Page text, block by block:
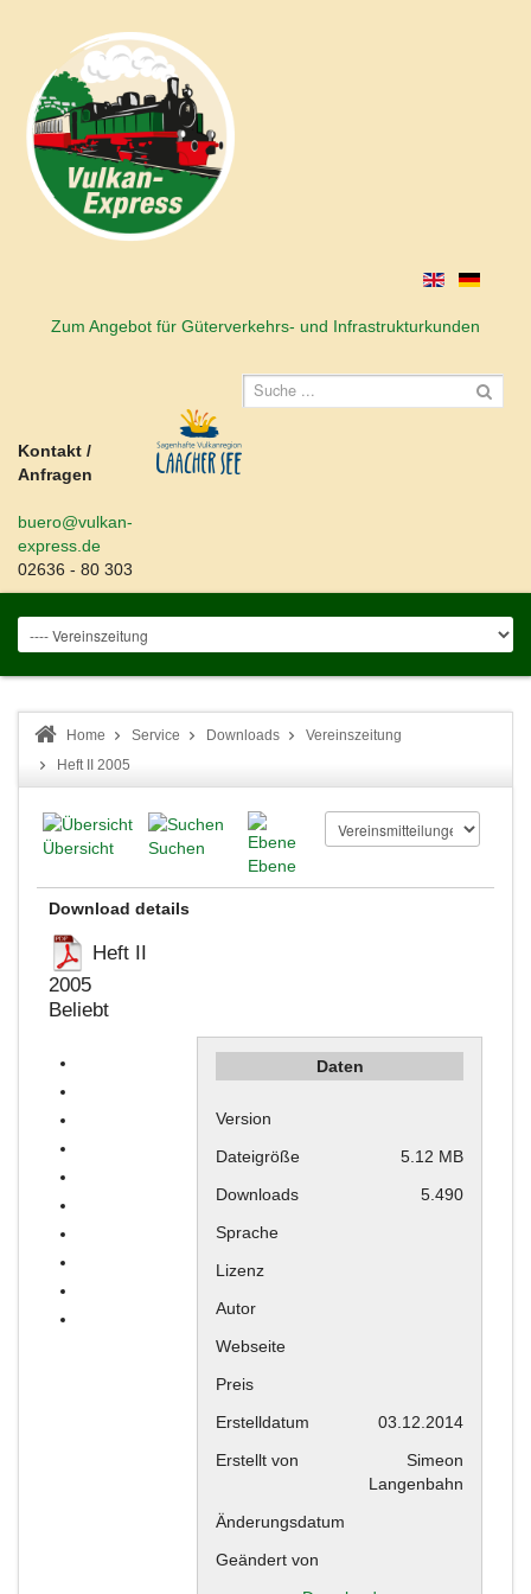
Zum Angebot für Güterverkehrs- und Infrastrukturkunden
Kontakt /
Anfragen
buero@vulkan-
express.de
02636 - 80 303
Home Service Downloads
Vereinszeitung
Heft II 2005
Übersicht
Suchen
Ebene
Download details
Heft II
2005
Beliebt
Daten
Version
Dateigröße
5.12 MB
Downloads
5.490
Sprache
Lizenz
Autor
Webseite
Preis
Erstelldatum
03.12.2014
Erstellt von
Simeon
Langenbahn
Änderungsdatum
Geändert von